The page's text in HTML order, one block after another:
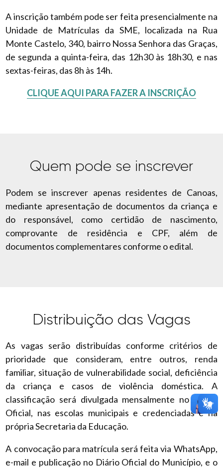
A inscrição também pode ser feita presencialmente na
Unidade de Matrículas da SME, localizada na Rua
Monte Castelo, 340, bairro Nossa Senhora das Graças,
de segunda a quinta-feira, das 12h30 às 18h30, e nas
sextas-feiras, das 8h às 14h.
CLIQUE AQUI PARA FAZER A INSCRIÇÃO
Quem pode se inscrever
Podem se inscrever apenas residentes de Canoas,
mediante apresentação de documentos da criança e
do responsável, como certidão de nascimento,
comprovante de residência e CPF, além de
documentos complementares conforme o edital.
Distribuição das Vagas
As vagas serão distribuídas conforme critérios de
prioridade que consideram, entre outros, renda
familiar, situação de vulnerabilidade social, deficiência
da criança e casos de violência doméstica. A
classificação será divulgada mensalmente no Diário
Oficial, nas escolas municipais e credenciadas e na
própria Secretaria da Educação.
A convocação para matrícula será feita via WhatsApp,
e-mail e publicação no Diário Oficial do Município, e o